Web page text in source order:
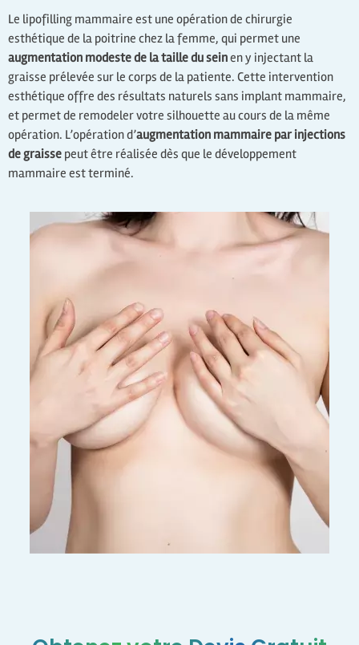
Le lipofilling mammaire est une opération de chirurgie
esthétique de la poitrine chez la femme, qui permet une
augmentation modeste de la taille du seinen y injectant la
graisse prélevée sur le corps de la patiente. Cette intervention
esthétique offre des résultats naturels sans implant mammaire,
et permet de remodeler votre silhouette au cours de la même
opération. L’opération d’augmentation mammaire par injections
de graisse peut être réalisée dès que le développement
mammaire est terminé.